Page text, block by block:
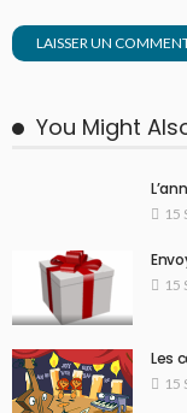
You Might
15
15
Les
15